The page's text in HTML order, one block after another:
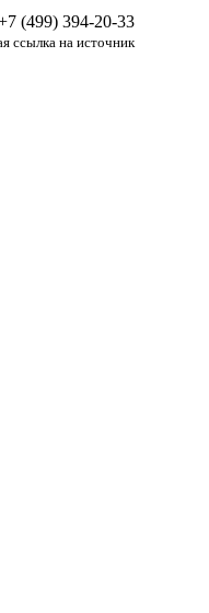
(499) 394-20-33
ссылка на источник